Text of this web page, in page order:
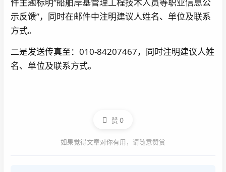
示反馈”，同时在邮件中注明建议人姓名、单位及联系
方式。
二是发送传真至：010-84207467，同时注明建议人姓
名、单位及联系方式。
赞0
如果觉得文章对你有用，请随意赞赏